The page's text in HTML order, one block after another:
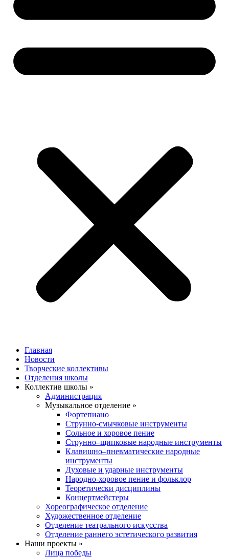
Главная
Новости
Творческие коллективы
Отделения школы
Коллектив школы »
Администрация
Музыкальное отделение »
Фортепиано
Струнно-смычковые инструменты
Сольное и хоровое пение
Струнно–щипковые народные инструменты
Клавишно–пневматические народные
инструменты
Духовые и ударные инструменты
Народно-хоровое пение и фольклор
Теоретически дисциплины
Концертмейстеры
Хореографическое отделение
Художественное отделение
Отделение театрального искусства
Отделение раннего эстетического развития
Наши проекты »
Лица победы